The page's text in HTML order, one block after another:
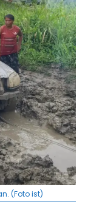
(Foto ist)